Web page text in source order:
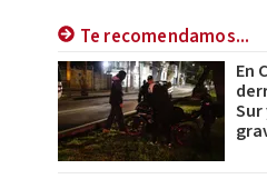
Te recomendamos...
En